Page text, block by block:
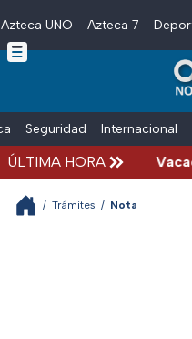
Skip to main content
Azteca UNO Azteca 7
Seguridad Internacional
ÚLTIMA HORA
/ Trámites / Nota